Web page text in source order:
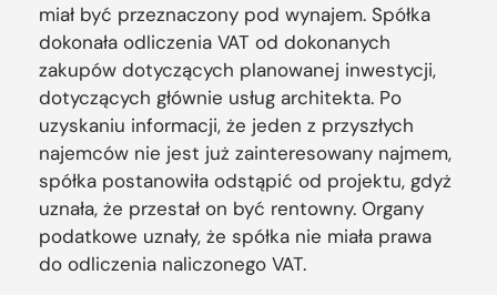
miał być przeznaczony pod wynajem. Spółka
dokonała odliczenia VAT od dokonanych
zakupów dotyczących planowanej inwestycji,
dotyczących głównie usług architekta. Po
uzyskaniu informacji, że jeden z przyszłych
najemców nie jest już zainteresowany najmem,
spółka postanowiła odstąpić od projektu, gdyż
uznała, że przestał on być rentowny. Organy
podatkowe uznały, że spółka nie miała prawa
do odliczenia naliczonego VAT.